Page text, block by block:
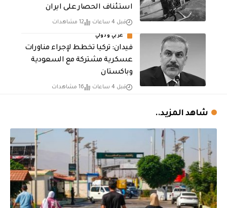
استئناف الحصار على ايران
قبل 4 ساعات 12 مشاهدات
عربي ودولي
فيدان: تركيا تخطط لإجراء مناورات
عسكرية مشتركة مع السعودية
وباكستان
قبل 4 ساعات 16 مشاهدات
شاهد المزيد..